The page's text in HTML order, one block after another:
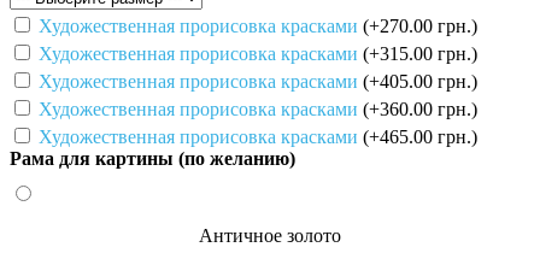
Художественная прорисовка красками (+270.00 грн.)
Художественная прорисовка красками (+315.00 грн.)
Художественная прорисовка красками (+405.00 грн.)
Художественная прорисовка красками (+360.00 грн.)
Художественная прорисовка красками (+465.00 грн.)
Рама для картины (по желанию)
Античное золото